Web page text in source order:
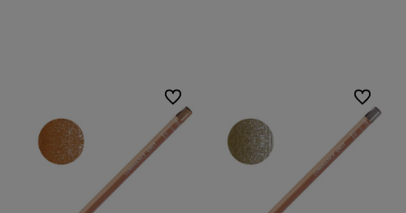
Do ulubionych Do